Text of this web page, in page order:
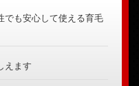
でも安心して使える育毛
えます